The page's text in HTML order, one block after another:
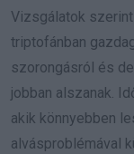
Vizsgálatok
triptofánban
szorongásról és
jobban alszanak.
akik könnyebben
alvásproblémával